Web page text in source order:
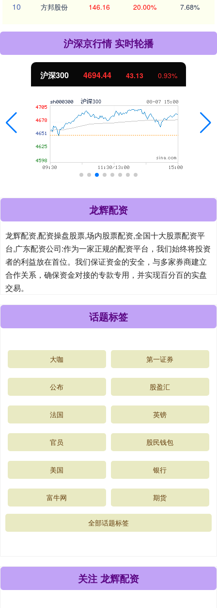
10 方邦股份 146.16 20.00% 7.68%
沪深京行情 实时轮播
沪深300 4694.44 43.13 0.93%
龙辉配资
龙辉配资,配资操盘股票,场内股票配资,全国十大股票配资平
台,广东配资公司:作为一家正规的配资平台，我们始终将投资
者的利益放在首位。我们保证资金的安全，与多家券商建立
合作关系，确保资金对接的专款专用，并实现百分百的实盘
交易。
话题标签
大咖 第一证券
公布 股盈汇
法国 英镑
官员 股民钱包
美国 银行
富牛网 期货
全部话题标签
关注 龙辉配资